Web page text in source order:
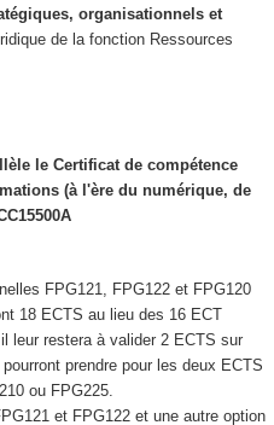
organisationnels et
de la fonction Ressources
le Certificat de compétence
(à l'ère du numérique, de
FPG121, FPG122 et FPG120
18 ECTS au lieu des 16 ECT
leur restera à valider 2 ECTS sur
prendre pour les deux ECTS
ou FPG225.
et FPG122 et une autre option